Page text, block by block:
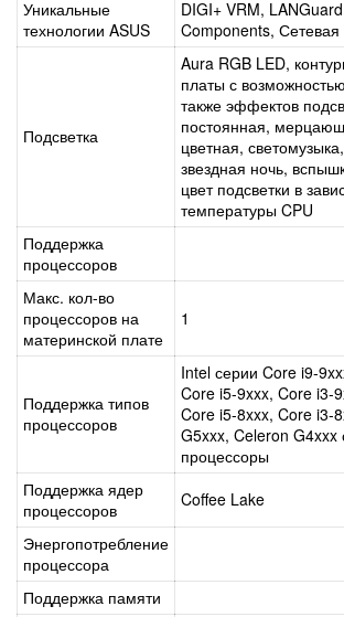
Уникальные
технологии ASUS
DIGI+ VRM,
Components, Сетевая
Подсветка
Aura RGB LED,
платы с
также эффектов
постоянная,
цветная,
звездная ночь,
цвет подсветки в
температуры CPU
Поддержка
процессоров
Макс. кол-во
процессоров на
материнской плате
1
Поддержка типов
процессоров
Intel серии Core i9-
Core i5-9xxx, Core i3-
Core i5-8xxx, Core i3-
G5xxx, Celeron G4xxx
процессоры
Поддержка ядер
процессоров
Coffee Lake
Энергопотребление
процессора
Поддержка памяти